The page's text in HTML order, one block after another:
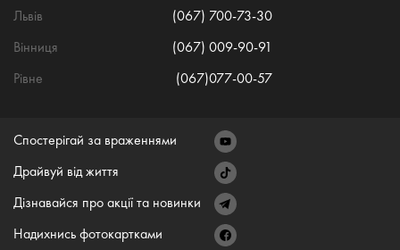
Львів
(067) 700-73-30
Вінниця
(067) 009-90-91
Рівне
(067)077-00-57
Спостерігай за враженнями
Драйвуй від життя
Дізнавайся про акції та новинки
Надихнись фотокартками